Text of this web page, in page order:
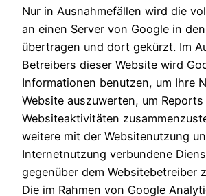
Nur in Ausnahmefällen wird die
an einen Server von Google in
übertragen und dort gekürzt. Im
Betreibers dieser Website wird
Informationen benutzen, um Ihre
Website auszuwerten, um
Websiteaktivitäten
weitere mit der Websitenutzung
Internetnutzung verbundene
gegenüber dem Websitebetreiber
Die im Rahmen von Google